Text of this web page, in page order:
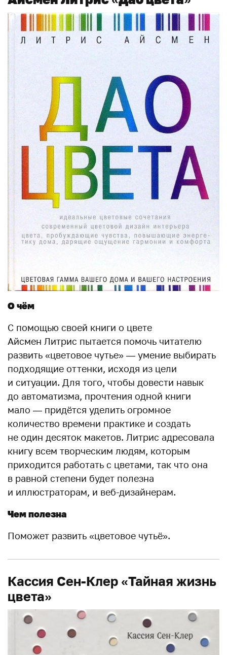
О чём
С помощью своей книги о цвете
Айсмен Литрис пытается помочь читателю
развить «цветовое чутье» — умение выбирать
подходящие оттенки, исходя из цели
и ситуации. Для того, чтобы довести навык
до автоматизма, прочтения одной книги
мало — придётся уделить огромное
количество времени практике и создать
не один десяток макетов. Литрис адресовала
книгу всем творческим людям, которым
приходится работать с цветами, так что она
в равной степени будет полезна
и иллюстраторам, и веб-дизайнерам.
Чем полезна
Поможет развить «цветовое чутьё».
Кассия Сен-Клер «Тайная жизнь
цвета»